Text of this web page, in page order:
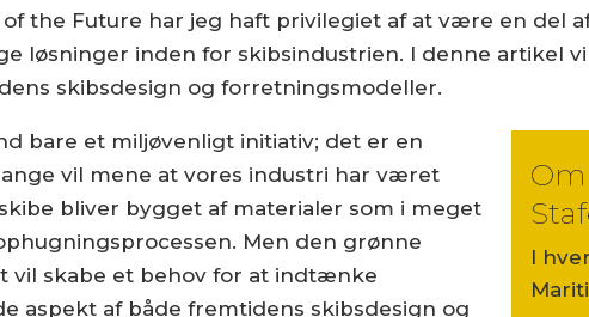
the Future har jeg haft privilegiet af at være en del
løsninger inden for skibsindustrien. I denne artikel
skibsdesign og forretningsmodeller.
I
bare et miljøvenligt initiativ; det er en
vil mene at vores industri har været
bliver bygget af materialer som i meget
Men den grønne
vil skabe et behov for at indtænke
aspekt af både fremtidens skibsdesign og